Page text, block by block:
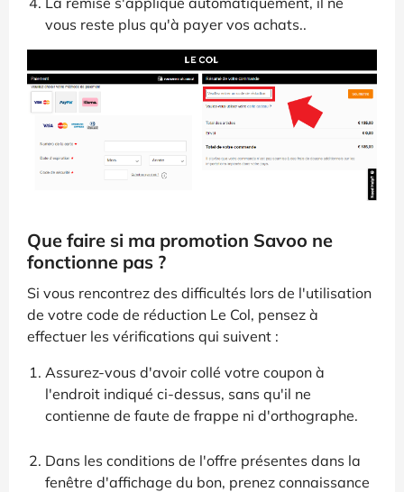
vous reste plus qu'à payer vos achats..
Que faire si ma promotion Savoo ne
fonctionne pas ?
Si vous rencontrez des difficultés lors de l'utilisation
de votre code de réduction Le Col, pensez à
effectuer les vérifications qui suivent :
Assurez-vous d'avoir collé votre coupon à
l'endroit indiqué ci-dessus, sans qu'il ne
contienne de faute de frappe ni d'orthographe.
Dans les conditions de l'offre présentes dans la
fenêtre d'affichage du bon, prenez connaissance